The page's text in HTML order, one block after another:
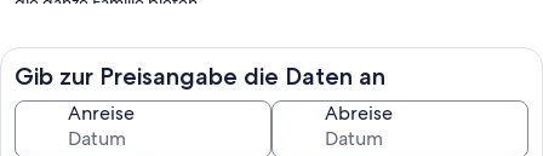
befindet sich in 18528 Rappin, der Ort heißt "Helle"!
Gib zur Preisangabe die Daten an
Anreise Abreise